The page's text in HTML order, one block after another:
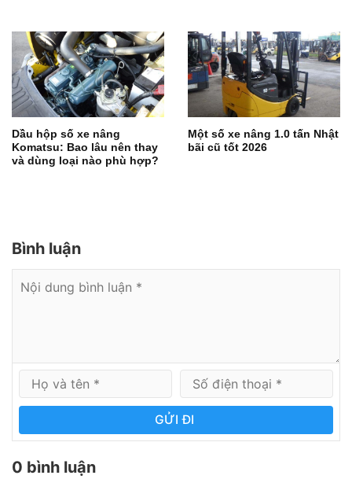
Dầu hộp số xe nâng
Komatsu: Bao lâu nên thay
và dùng loại nào phù hợp?
Một số xe nâng 1.0 tấn Nhật
bãi cũ tốt 2026
Bình luận
GỬI ĐI
0 bình luận